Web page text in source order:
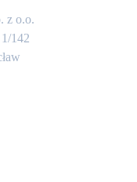
z o.o.
142